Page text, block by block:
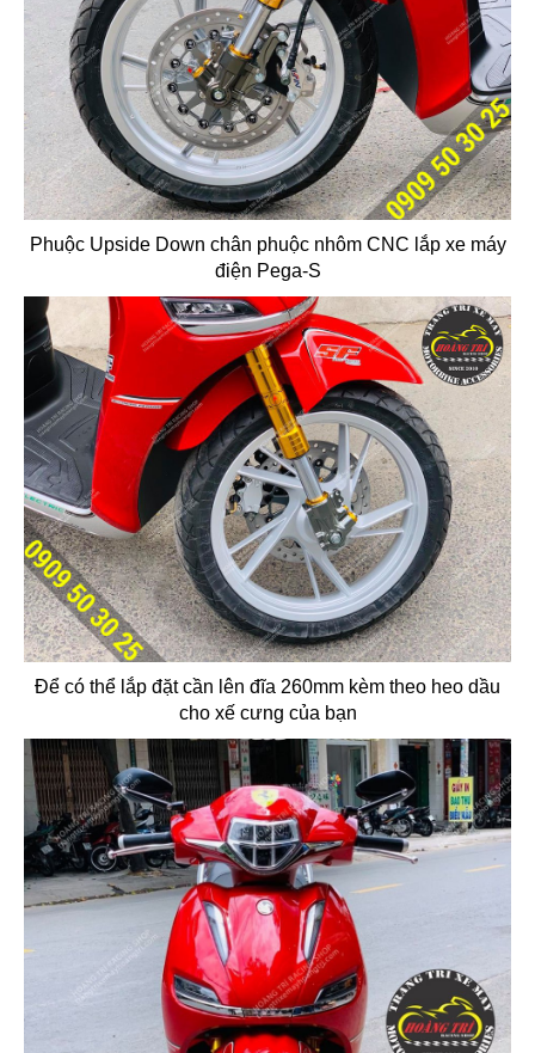
Phuộc Upside Down chân phuộc nhôm CNC lắp xe máy
điện Pega-S
Để có thể lắp đặt cần lên đĩa 260mm kèm theo heo dầu
cho xế cưng của bạn